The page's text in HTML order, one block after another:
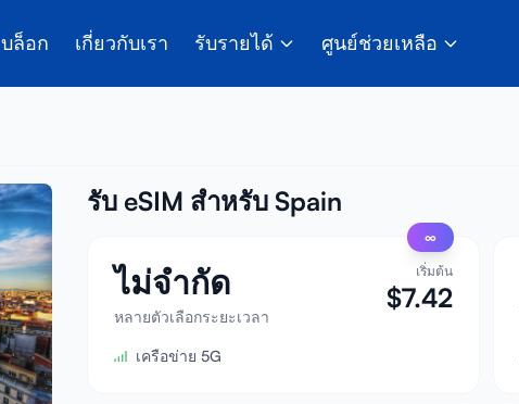
บล็อก เกี่ยวกับเรา รับรายได้ ศูนย์ช่วยเหลือ
รับ eSIM สำหรับ Spain
∞
ไม่จำกัด
หลายตัวเลือกระยะเวลา
เริ่มต้น
$7.42
เครือข่าย 5G